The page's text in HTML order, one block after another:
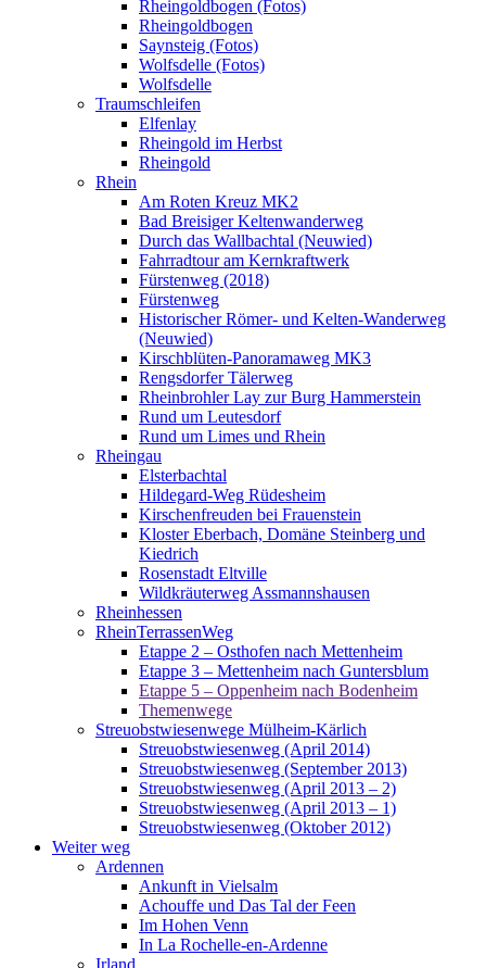
Rheingoldbogen (Fotos)
Rheingoldbogen
Saynsteig (Fotos)
Wolfsdelle (Fotos)
Wolfsdelle
Traumschleifen
Elfenlay
Rheingold im Herbst
Rheingold
Rhein
Am Roten Kreuz MK2
Bad Breisiger Keltenwanderweg
Durch das Wallbachtal (Neuwied)
Fahrradtour am Kernkraftwerk
Fürstenweg (2018)
Fürstenweg
Historischer Römer- und Kelten-Wanderweg
(Neuwied)
Kirschblüten-Panoramaweg MK3
Rengsdorfer Tälerweg
Rheinbrohler Lay zur Burg Hammerstein
Rund um Leutesdorf
Rund um Limes und Rhein
Rheingau
Elsterbachtal
Hildegard-Weg Rüdesheim
Kirschenfreuden bei Frauenstein
Kloster Eberbach, Domäne Steinberg und
Kiedrich
Rosenstadt Eltville
Wildkräuterweg Assmannshausen
Rheinhessen
RheinTerrassenWeg
Etappe 2 – Osthofen nach Mettenheim
Etappe 3 – Mettenheim nach Guntersblum
Etappe 5 – Oppenheim nach Bodenheim
Themenwege
Streuobstwiesenwege Mülheim-Kärlich
Streuobstwiesenweg (April 2014)
Streuobstwiesenweg (September 2013)
Streuobstwiesenweg (April 2013 – 2)
Streuobstwiesenweg (April 2013 – 1)
Streuobstwiesenweg (Oktober 2012)
Weiter weg
Ardennen
Ankunft in Vielsalm
Achouffe und Das Tal der Feen
Im Hohen Venn
In La Rochelle-en-Ardenne
Irland